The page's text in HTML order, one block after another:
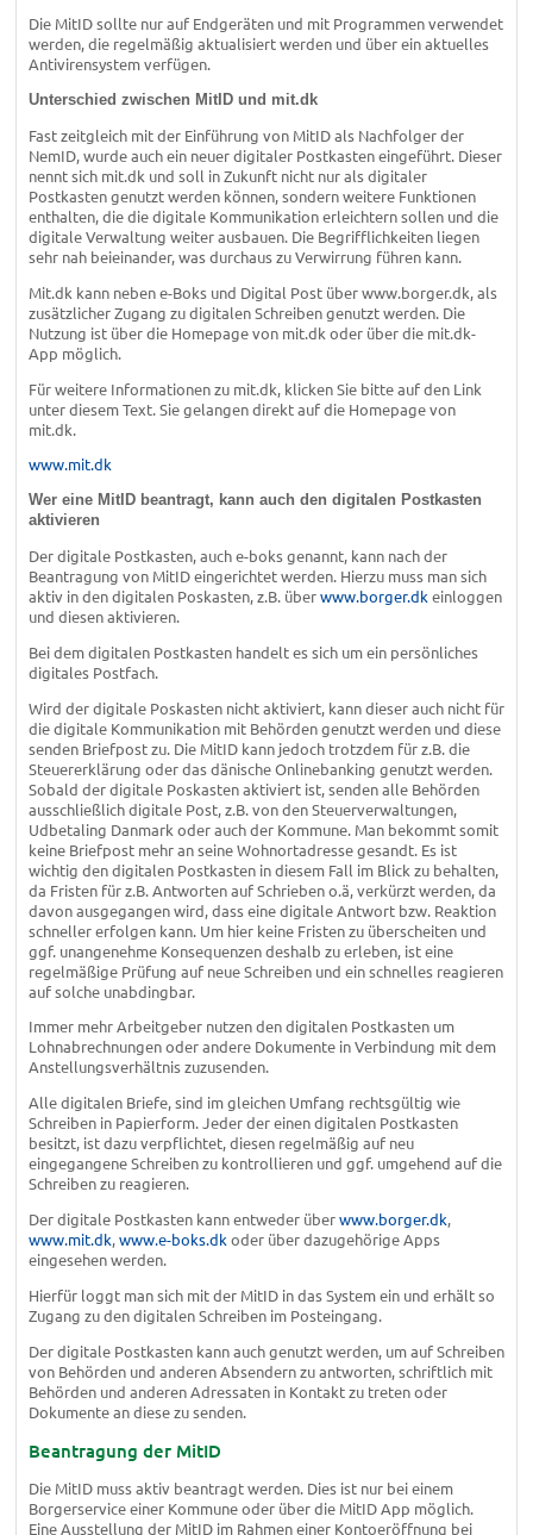
Die MitID sollte nur auf Endgeräten und mit Programmen verwendet
werden, die regelmäßig aktualisiert werden und über ein aktuelles
Antivirensystem verfügen.
Unterschied zwischen MitID und mit.dk
Fast zeitgleich mit der Einführung von MitID als Nachfolger der
NemID, wurde auch ein neuer digitaler Postkasten eingeführt. Dieser
nennt sich mit.dk und soll in Zukunft nicht nur als digitaler
Postkasten genutzt werden können, sondern weitere Funktionen
enthalten, die die digitale Kommunikation erleichtern sollen und die
digitale Verwaltung weiter ausbauen. Die Begrifflichkeiten liegen
sehr nah beieinander, was durchaus zu Verwirrung führen kann.
Mit.dk kann neben e-Boks und Digital Post über www.borger.dk, als
zusätzlicher Zugang zu digitalen Schreiben genutzt werden. Die
Nutzung ist über die Homepage von mit.dk oder über die mit.dk-
App möglich.
Für weitere Informationen zu mit.dk, klicken Sie bitte auf den Link
unter diesem Text. Sie gelangen direkt auf die Homepage von
mit.dk.
www.mit.dk
Wer eine MitID beantragt, kann auch den digitalen Postkasten
aktivieren
Der digitale Postkasten, auch e-boks genannt, kann nach der
Beantragung von MitID eingerichtet werden. Hierzu muss man sich
aktiv in den digitalen Poskasten, z.B. überwww.borger.dk einloggen
und diesen aktivieren.
Bei dem digitalen Postkasten handelt es sich um ein persönliches
digitales Postfach.
Wird der digitale Poskasten nicht aktiviert, kann dieser auch nicht für
die digitale Kommunikation mit Behörden genutzt werden und diese
senden Briefpost zu. Die MitID kann jedoch trotzdem für z.B. die
Steuererklärung oder das dänische Onlinebanking genutzt werden.
Sobald der digitale Poskasten aktiviert ist, senden alle Behörden
ausschließlich digitale Post, z.B. von den Steuerverwaltungen,
Udbetaling Danmark oder auch der Kommune. Man bekommt somit
keine Briefpost mehr an seine Wohnortadresse gesandt. Es ist
wichtig den digitalen Postkasten in diesem Fall im Blick zu behalten,
da Fristen für z.B. Antworten auf Schrieben o.ä, verkürzt werden, da
davon ausgegangen wird, dass eine digitale Antwort bzw. Reaktion
schneller erfolgen kann. Um hier keine Fristen zu überscheiten und
ggf. unangenehme Konsequenzen deshalb zu erleben, ist eine
regelmäßige Prüfung auf neue Schreiben und ein schnelles reagieren
auf solche unabdingbar.
Immer mehr Arbeitgeber nutzen den digitalen Postkasten um
Lohnabrechnungen oder andere Dokumente in Verbindung mit dem
Anstellungsverhältnis zuzusenden.
Alle digitalen Briefe, sind im gleichen Umfang rechtsgültig wie
Schreiben in Papierform. Jeder der einen digitalen Postkasten
besitzt, ist dazu verpflichtet, diesen regelmäßig auf neu
eingegangene Schreiben zu kontrollieren und ggf. umgehend auf die
Schreiben zu reagieren.
Der digitale Postkasten kann entweder überwww.borger.dk,
www.mit.dk,www.e-boks.dk oder über dazugehörige Apps
eingesehen werden.
Hierfür loggt man sich mit der MitID in das System ein und erhält so
Zugang zu den digitalen Schreiben im Posteingang.
Der digitale Postkasten kann auch genutzt werden, um auf Schreiben
von Behörden und anderen Absendern zu antworten, schriftlich mit
Behörden und anderen Adressaten in Kontakt zu treten oder
Dokumente an diese zu senden.
Beantragung der MitID
Die MitID muss aktiv beantragt werden. Dies ist nur bei einem
Borgerservice einer Kommune oder über die MitID App möglich.
Eine Ausstellung der MitID im Rahmen einer Kontoeröffnung bei